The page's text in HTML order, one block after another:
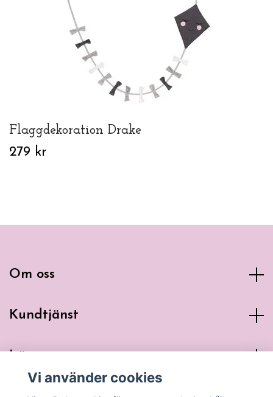
Flaggdekoration Drake
279 kr
Om oss
Kundtjänst
Läs mer
Vi använder cookies